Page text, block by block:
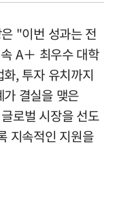
"이번 성과는 전
A＋ 최우수 대학
, 투자 유치까지
결실을 맺은
로벌 시장을 선도
지속적인 지원을